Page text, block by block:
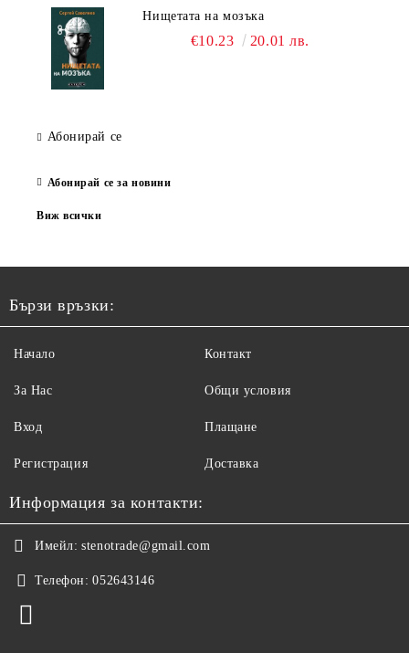
Нищетата на мозъка
€10.23 20.01 лв.
Абонирай се
Абонирай се за новини
Виж всички
Бързи връзки:
Начало
За Нас
Вход
Регистрация
Контакт
Общи условия
Плащане
Доставка
Информация за контакти:
Имейл: stenotrade@gmail.com
Телефон: 052643146